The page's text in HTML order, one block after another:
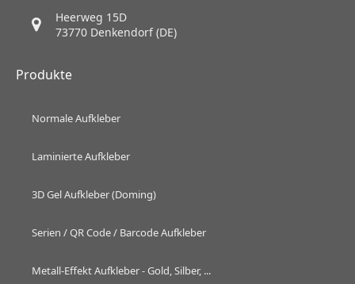
Heerweg 15D
73770 Denkendorf (DE)
Produkte
Normale Aufkleber
Laminierte Aufkleber
3D Gel Aufkleber (Doming)
Serien / QR Code / Barcode Aufkleber
Metall-Effekt Aufkleber - Gold, Silber, ...